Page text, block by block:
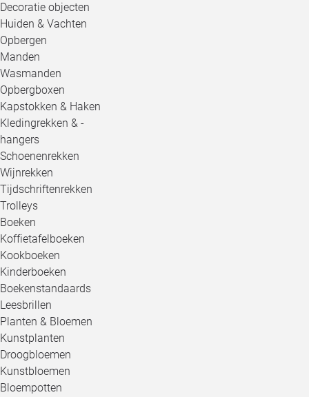
Decoratie objecten
Huiden & Vachten
Opbergen
Manden
Wasmanden
Opbergboxen
Kapstokken & Haken
Kledingrekken & -
hangers
Schoenenrekken
Wijnrekken
Tijdschriftenrekken
Trolleys
Boeken
Koffietafelboeken
Kookboeken
Kinderboeken
Boekenstandaards
Leesbrillen
Planten & Bloemen
Kunstplanten
Droogbloemen
Kunstbloemen
Bloempotten